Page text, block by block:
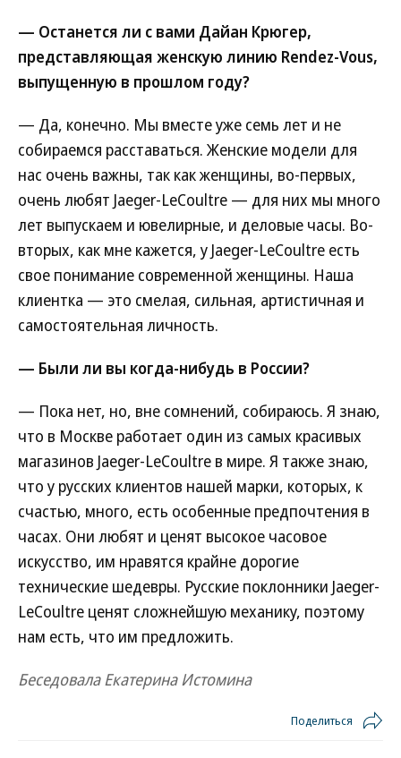
— Останется ли с вами Дайан Крюгер,
представляющая женскую линию Rendez-Vous,
выпущенную в прошлом году?
— Да, конечно. Мы вместе уже семь лет и не
собираемся расставаться. Женские модели для
нас очень важны, так как женщины, во-первых,
очень любят Jaeger-LeCoultre — для них мы много
лет выпускаем и ювелирные, и деловые часы. Во-
вторых, как мне кажется, у Jaeger-LeCoultre есть
свое понимание современной женщины. Наша
клиентка — это смелая, сильная, артистичная и
самостоятельная личность.
— Были ли вы когда-нибудь в России?
— Пока нет, но, вне сомнений, собираюсь. Я знаю,
что в Москве работает один из самых красивых
магазинов Jaeger-LeCoultre в мире. Я также знаю,
что у русских клиентов нашей марки, которых, к
счастью, много, есть особенные предпочтения в
часах. Они любят и ценят высокое часовое
искусство, им нравятся крайне дорогие
технические шедевры. Русские поклонники Jaeger-
LeCoultre ценят сложнейшую механику, поэтому
нам есть, что им предложить.
Беседовала Екатерина Истомина
Поделиться